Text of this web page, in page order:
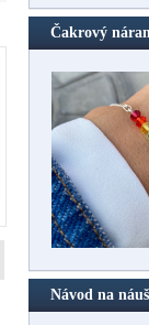
Čakrový
Návod na